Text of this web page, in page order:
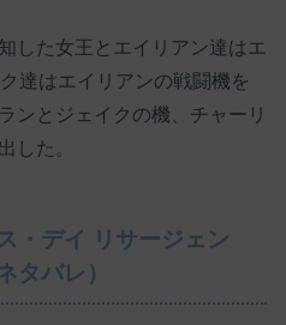
した女王とエイリアン達はエ
達はエイリアンの戦闘機を
ンとジェイクの機、チャーリ
した。
・デイ リサージェン
タバレ）